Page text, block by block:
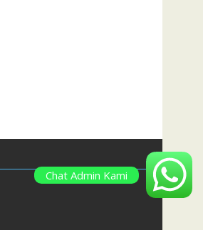
Chat Admin Kami